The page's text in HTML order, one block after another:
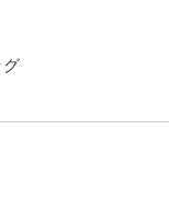
グ